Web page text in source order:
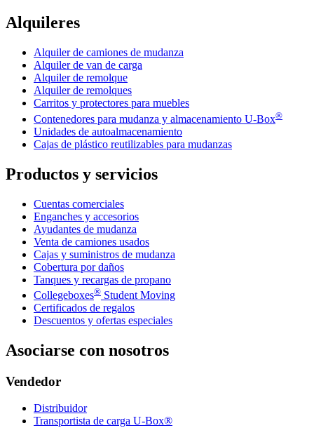
Alquileres
Alquiler de camiones de mudanza
Alquiler de van de carga
Alquiler de remolque
Alquiler de remolques
Carritos y protectores para muebles
Contenedores para mudanza y almacenamiento U-Box®
Unidades de autoalmacenamiento
Cajas de plástico reutilizables para mudanzas
Productos y servicios
Cuentas comerciales
Enganches y accesorios
Ayudantes de mudanza
Venta de camiones usados
Cajas y suministros de mudanza
Cobertura por daños
Tanques y recargas de propano
Collegeboxes® Student Moving
Certificados de regalos
Descuentos y ofertas especiales
Asociarse con nosotros
Vendedor
Distribuidor
Transportista de carga U-Box®